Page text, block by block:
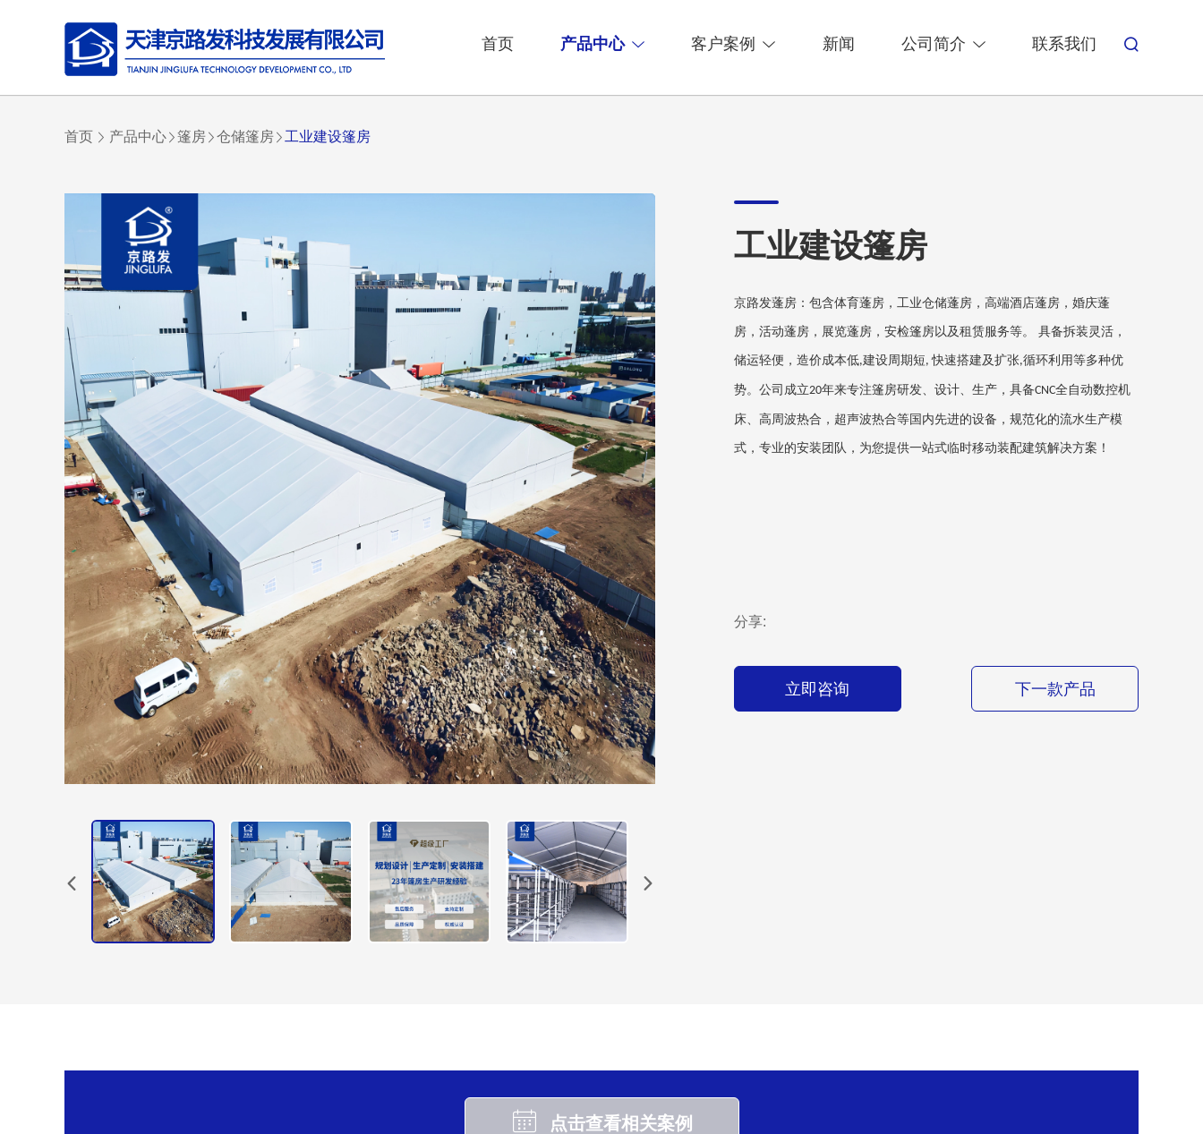
首页 产品中心 客户案例 新闻 公司简介 联系我们
首页 产品中心 篷房 仓储篷房 工业建设篷房
工业建设篷房
京路发蓬房： 包含体育蓬房，工业仓储蓬房， 高端酒店蓬房，婚庆蓬
房，活动蓬房，展览蓬房，安检篷房以及租赁服务等。 具备拆装灵活，
储运轻便，造价成本低,建设周期短,快速搭建及扩张,循环利用等多种优
势。公司成立20年来专注篷房研发、设计、生产，具备CNC全自动数控机
床、高周波热合，超声波热合等国内先进的设备，规范化的流水生产模
式，专业的安装团队 ， 为您提供一站式临时移动装配建筑解决方案 ！
分享:
立即咨询 下一款产品
点击查看相关案例